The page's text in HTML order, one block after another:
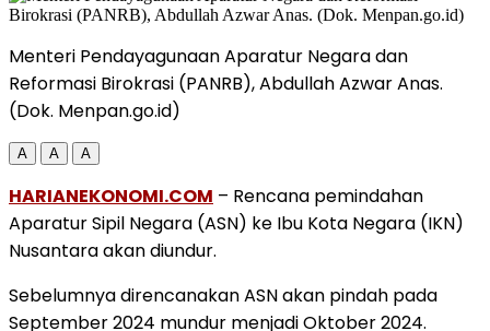
Menteri Pendayagunaan Aparatur Negara dan
Reformasi Birokrasi (PANRB), Abdullah Azwar Anas.
(Dok. Menpan.go.id)
A A A
HARIANEKONOMI.COM – Rencana pemindahan
Aparatur Sipil Negara (ASN) ke Ibu Kota Negara (IKN)
Nusantara akan diundur.
Sebelumnya direncanakan ASN akan pindah pada
September 2024 mundur menjadi Oktober 2024.